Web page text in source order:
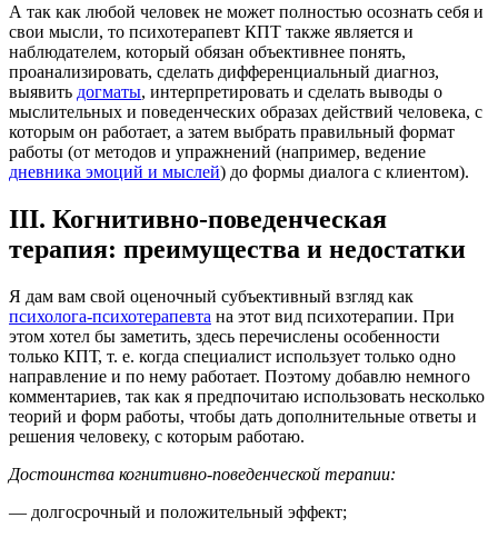
А так как любой человек не может полностью осознать себя и
свои мысли, то психотерапевт КПТ также является и
наблюдателем, который обязан объективнее понять,
проанализировать, сделать дифференциальный диагноз,
выявить догматы, интерпретировать и сделать выводы о
мыслительных и поведенческих образах действий человека, с
которым он работает, а затем выбрать правильный формат
работы (от методов и упражнений (например, ведение
дневника эмоций и мыслей) до формы диалога с клиентом).
III. Когнитивно-поведенческая
терапия: преимущества и недостатки
Я дам вам свой оценочный субъективный взгляд как
психолога-психотерапевта на этот вид психотерапии. При
этом хотел бы заметить, здесь перечислены особенности
только КПТ, т. е. когда специалист использует только одно
направление и по нему работает. Поэтому добавлю немного
комментариев, так как я предпочитаю использовать несколько
теорий и форм работы, чтобы дать дополнительные ответы и
решения человеку, с которым работаю.
Достоинства когнитивно-поведенческой терапии:
— долгосрочный и положительный эффект;